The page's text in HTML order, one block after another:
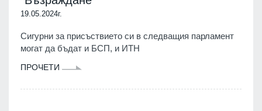
19.05.2024г.
Сигурни за присъствието си в следващия парламент
могат да бъдат и БСП, и ИТН
ПРОЧЕТИ